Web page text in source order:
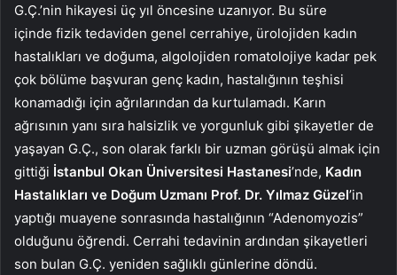
G.Ç.’nin hikayesi üç yıl öncesine uzanıyor. Bu süre
içinde fizik tedaviden genel cerrahiye, ürolojiden kadın
hastalıkları ve doğuma, algolojiden romatolojiye kadar pek
çok bölüme başvuran genç kadın, hastalığının teşhisi
konamadığı için ağrılarından da kurtulamadı. Karın
ağrısının yanı sıra halsizlik ve yorgunluk gibi şikayetler de
yaşayan G.Ç., son olarak farklı bir uzman görüşü almak için
gittiği İstanbul Okan Üniversitesi Hastanesi’nde, Kadın
Hastalıkları ve Doğum Uzmanı Prof. Dr. Yılmaz Güzel’in
yaptığı muayene sonrasında hastalığının “Adenomyozis”
olduğunu öğrendi. Cerrahi tedavinin ardından şikayetleri
son bulan G.Ç. yeniden sağlıklı günlerine döndü.